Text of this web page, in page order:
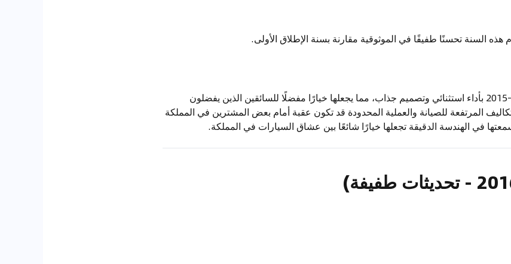
تتميز ماكلارين 650S موديل 2014-2015 بأداء استثنائي وتصميم جذاب، مما يجعلها خيارًا مفضلًا للسائقين الذين يفضلون
المرتفعة للصيانة والعملية المحدودة قد تكون عقبة أمام بعض المشترين في المملكة
في الهندسة الدقيقة تجعلها خيارًا شائعًا بين عشاق السيارات في المملكة.